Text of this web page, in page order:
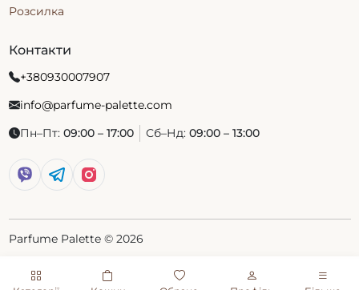
Розсилка
Контакти
+380930007907
info@parfume-palette.com
Пн–Пт: 09:00 – 17:00 Сб–Нд: 09:00 – 13:00
Parfume Palette © 2026